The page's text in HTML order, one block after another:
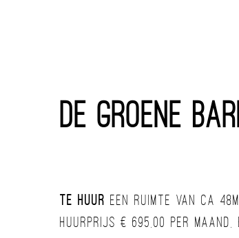
De Groene
Te huur een ruimte van ca
Huurprijs € 695,00 per